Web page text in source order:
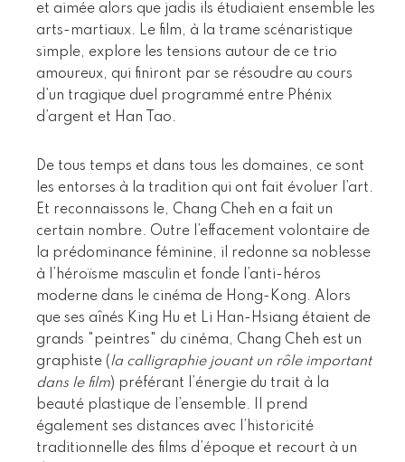
et aimée alors que jadis ils étudiaient ensemble les
arts-martiaux. Le film, à la trame scénaristique
simple, explore les tensions autour de ce trio
amoureux, qui finiront par se résoudre au cours
d’un tragique duel programmé entre Phénix
d’argent et Han Tao.
De tous temps et dans tous les domaines, ce sont
les entorses à la tradition qui ont fait évoluer l’art.
Et reconnaissons le, Chang Cheh en a fait un
certain nombre. Outre l’effacement volontaire de
la prédominance féminine, il redonne sa noblesse
à l’héroïsme masculin et fonde l’anti-héros
moderne dans le cinéma de Hong-Kong. Alors
que ses aînés King Hu et Li Han-Hsiang étaient de
grands "peintres" du cinéma, Chang Cheh est un
graphiste (la calligraphie jouant un rôle important
dans le film) préférant l’énergie du trait à la
beauté plastique de l’ensemble. Il prend
également ses distances avec l’historicité
traditionnelle des films d’époque et recourt à un